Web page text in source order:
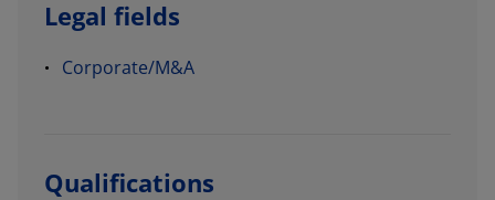
Legal fields
Corporate/M&A
Qualifications